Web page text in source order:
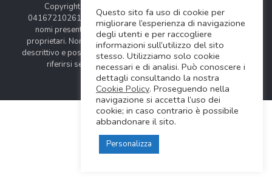
Copyright © 2024 Soundwave Distribution Srl - P.I.
04167210261 |
COOKIES POLICY| Tutti i marchi, i prodotti e i
nomi presentati in questo sito sono registrati dai legittimi
proprietari. Nomi e caratteristiche sono citati solamente al fine
descrittivo e possono variare senza obbligo di preavviso, quindi
riferirsi sempre ai siti web dei rispettivi costruttori.
Questo sito fa uso di cookie per
migliorare l’esperienza di navigazione
degli utenti e per raccogliere
informazioni sull’utilizzo del sito
stesso. Utilizziamo solo cookie
necessari e di analisi. Può conoscere i
dettagli consultando la nostra
Cookie Policy. Proseguendo nella
navigazione si accetta l’uso dei
cookie; in caso contrario è possibile
abbandonare il sito.
Personalizza